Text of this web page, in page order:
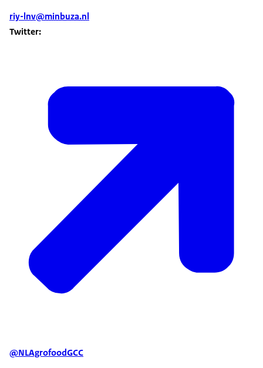
riy-lnv@minbuza.nl
Twitter:
@NLAgrofoodGCC